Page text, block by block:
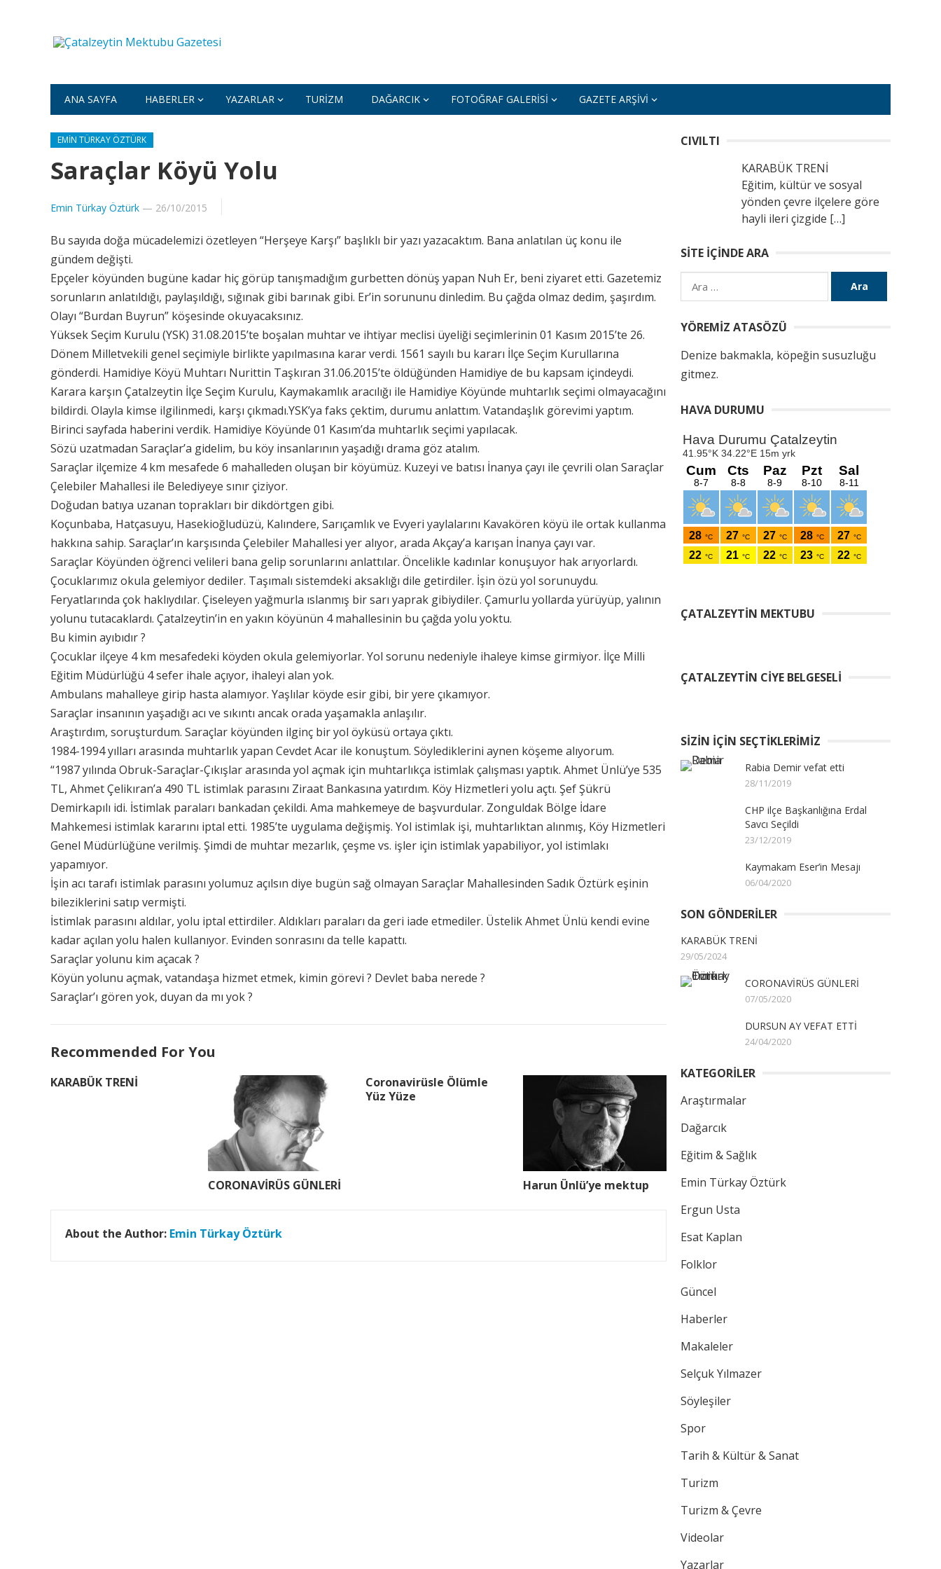
ANA SAYFA HABERLER YAZARLAR TURIZM DAĞARCIK FOTOĞRAF GALERISI GAZETE ARŞIVI
EMIN TÜRKAY ÖZTÜRK
Saraçlar Köyü Yolu
Emin Türkay Öztürk — 26/10/2015
Bu sayıda doğa mücadelemizi özetleyen “Herşeye Karşı” başlıklı bir yazı yazacaktım. Bana anlatılan üç konu ile
gündem değişti.
Epçeler köyünden bugüne kadar hiç görüp tanışmadığım gurbetten dönüş yapan Nuh Er, beni ziyaret etti. Gazetemiz
sorunların anlatıldığı, paylaşıldığı, sığınak gibi barınak gibi. Er’in sorununu dinledim. Bu çağda olmaz dedim, şaşırdım.
Olayı “Burdan Buyrun” köşesinde okuyacaksınız.
Yüksek Seçim Kurulu (YSK) 31.08.2015’te boşalan muhtar ve ihtiyar meclisi üyeliği seçimlerinin 01 Kasım 2015’te 26.
Dönem Milletvekili genel seçimiyle birlikte yapılmasına karar verdi. 1561 sayılı bu kararı İlçe Seçim Kurullarına
gönderdi. Hamidiye Köyü Muhtarı Nurittin Taşkıran 31.06.2015’te öldüğünden Hamidiye de bu kapsam içindeydi.
Karara karşın Çatalzeytin İlçe Seçim Kurulu, Kaymakamlık aracılığı ile Hamidiye Köyünde muhtarlık seçimi olmayacağını
bildirdi. Olayla kimse ilgilinmedi, karşı çıkmadı.YSK’ya faks çektim, durumu anlattım. Vatandaşlık görevimi yaptım.
Birinci sayfada haberini verdik. Hamidiye Köyünde 01 Kasım’da muhtarlık seçimi yapılacak.
Sözü uzatmadan Saraçlar’a gidelim, bu köy insanlarının yaşadığı drama göz atalım.
Saraçlar ilçemize 4 km mesafede 6 mahalleden oluşan bir köyümüz. Kuzeyi ve batısı İnanya çayı ile çevrili olan Saraçlar
Çelebiler Mahallesi ile Belediyeye sınır çiziyor.
Doğudan batıya uzanan toprakları bir dikdörtgen gibi.
Koçunbaba, Hatçasuyu, Hasekioğludüzü, Kalındere, Sarıçamlık ve Evyeri yaylalarını Kavakören köyü ile ortak kullanma
hakkına sahip. Saraçlar’ın karşısında Çelebiler Mahallesi yer alıyor, arada Akçay’a karışan İnanya çayı var.
Saraçlar Köyünden öğrenci velileri bana gelip sorunlarını anlattılar. Öncelikle kadınlar konuşuyor hak arıyorlardı.
Çocuklarımız okula gelemiyor dediler. Taşımalı sistemdeki aksaklığı dile getirdiler. İşin özü yol sorunuydu.
Feryatlarında çok haklıydılar. Çiseleyen yağmurla ıslanmış bir sarı yaprak gibiydiler. Çamurlu yollarda yürüyüp, yalının
yolunu tutacaklardı. Çatalzeytin’in en yakın köyünün 4 mahallesinin bu çağda yolu yoktu.
Bu kimin ayıbıdır ?
Çocuklar ilçeye 4 km mesafedeki köyden okula gelemiyorlar. Yol sorunu nedeniyle ihaleye kimse girmiyor. İlçe Milli
Eğitim Müdürlüğü 4 sefer ihale açıyor, ihaleyi alan yok.
Ambulans mahalleye girip hasta alamıyor. Yaşlılar köyde esir gibi, bir yere çıkamıyor.
Saraçlar insanının yaşadığı acı ve sıkıntı ancak orada yaşamakla anlaşılır.
Araştırdım, soruşturdum. Saraçlar köyünden ilginç bir yol öyküsü ortaya çıktı.
1984-1994 yılları arasında muhtarlık yapan Cevdet Acar ile konuştum. Söylediklerini aynen köşeme alıyorum.
“1987 yılında Obruk-Saraçlar-Çıkışlar arasında yol açmak için muhtarlıkça istimlak çalışması yaptık. Ahmet Ünlü’ye 535
TL, Ahmet Çelikıran’a 490 TL istimlak parasını Ziraat Bankasına yatırdım. Köy Hizmetleri yolu açtı. Şef Şükrü
Demirkapılı idi. İstimlak paraları bankadan çekildi. Ama mahkemeye de başvurdular. Zonguldak Bölge İdare
Mahkemesi istimlak kararını iptal etti. 1985’te uygulama değişmiş. Yol istimlak işi, muhtarlıktan alınmış, Köy Hizmetleri
Genel Müdürlüğüne verilmiş. Şimdi de muhtar mezarlık, çeşme vs. işler için istimlak yapabiliyor, yol istimlakı
yapamıyor.
İşin acı tarafı istimlak parasını yolumuz açılsın diye bugün sağ olmayan Saraçlar Mahallesinden Sadık Öztürk eşinin
bileziklerini satıp vermişti.
İstimlak parasını aldılar, yolu iptal ettirdiler. Aldıkları paraları da geri iade etmediler. Üstelik Ahmet Ünlü kendi evine
kadar açılan yolu halen kullanıyor. Evinden sonrasını da telle kapattı.
Saraçlar yolunu kim açacak ?
Köyün yolunu açmak, vatandaşa hizmet etmek, kimin görevi ? Devlet baba nerede ?
Saraçlar’ı gören yok, duyan da mı yok ?
Recommended For You
KARABÜK TRENİ
CORONAVİRÜS GÜNLERİ
Coronavirüsle Ölümle
Yüz Yüze
Harun Ünlü’ye mektup
About the Author: Emin Türkay Öztürk
CIVILTI
KARABÜK TRENİ
Eğitim, kültür ve sosyal
yönden çevre ilçelere göre
hayli ileri çizgide […]
SITE İÇINDE ARA
Arama:
YÖREMIZ ATASÖZÜ
Denize bakmakla, köpeğin susuzluğu
gitmez.
HAVA DURUMU
ÇATALZEYTIN MEKTUBU
ÇATALZEYTIN CIYE BELGESELI
SIZIN İÇIN SEÇTIKLERIMIZ
Rabia Demir vefat etti
28/11/2019
CHP ilçe Başkanlığına Erdal
Savcı Seçildi
23/12/2019
Kaymakam Eser’in Mesajı
06/04/2020
SON GÖNDERILER
KARABÜK TRENİ
29/05/2024
CORONAVİRÜS GÜNLERİ
07/05/2020
DURSUN AY VEFAT ETTİ
24/04/2020
KATEGORİLER
Araştırmalar
Dağarcık
Eğitim & Sağlık
Emin Türkay Öztürk
Ergun Usta
Esat Kaplan
Folklor
Güncel
Haberler
Makaleler
Selçuk Yılmazer
Söyleşiler
Spor
Tarih & Kültür & Sanat
Turizm
Turizm & Çevre
Videolar
Yazarlar